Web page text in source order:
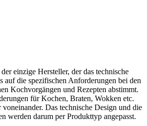
einzige Hersteller, der das technische
auf die spezifischen Anforderungen bei den
Kochvorgängen und Rezepten abstimmt.
für Kochen, Braten, Wokken etc.
voneinander. Das technische Design und die
werden darum per Produkttyp angepasst.